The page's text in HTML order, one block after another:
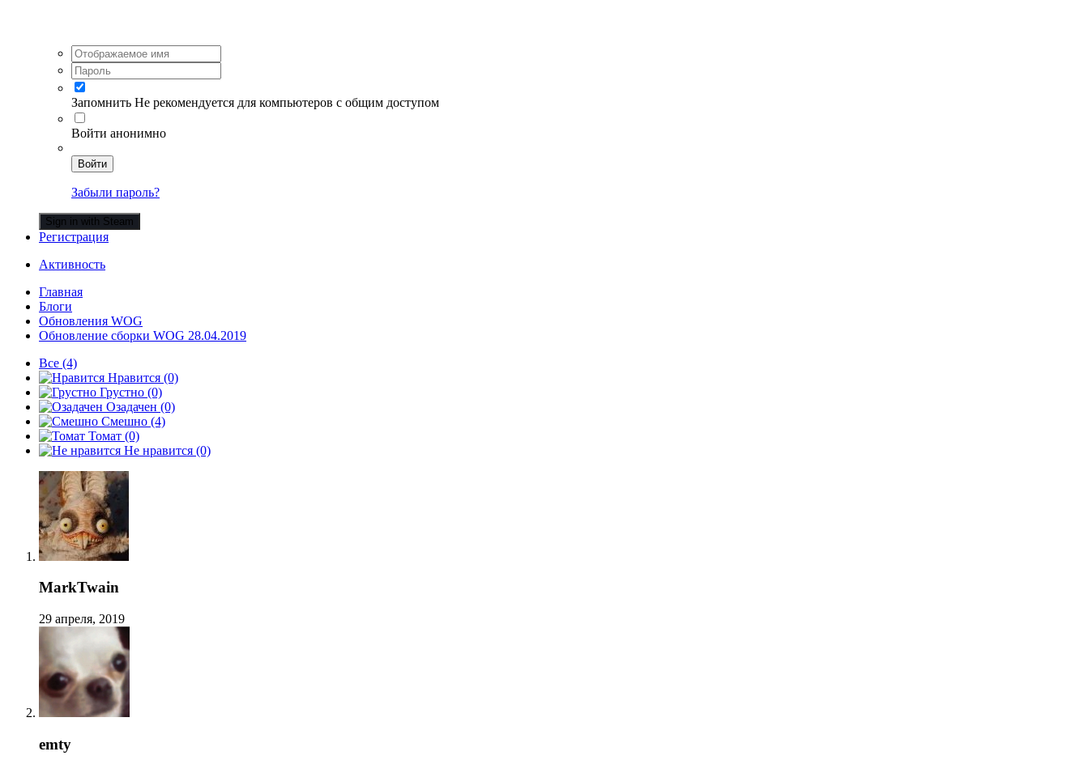
Запомнить Не рекомендуется для компьютеров с общим доступом
Войти анонимно
Войти
Забыли пароль?
Sign in with Steam
Регистрация
Активность
Главная
Блоги
Обновления WOG
Обновление сборки WOG 28.04.2019
Все (4)
Нравится (0)
Грустно (0)
Озадачен (0)
Смешно (4)
Томат (0)
Не нравится (0)
MarkTwain
29 апреля, 2019
emty